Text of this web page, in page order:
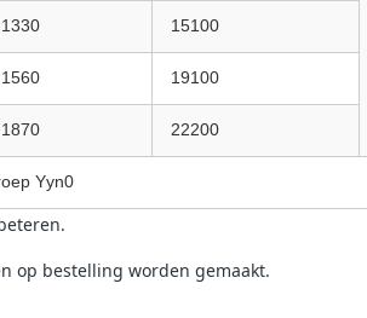
1330 15100
1560 19100
1870 22200
Yyn0
op bestelling worden gemaakt.